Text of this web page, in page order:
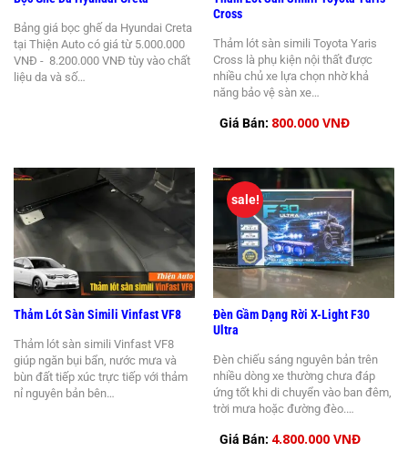
Bảng giá bọc ghế da Hyundai Creta
tại Thiện Auto có giá từ 5.000.000
VNĐ - 8.200.000 VNĐ tùy vào chất
liệu da và số…
Cross
Thảm lót sàn simili Toyota Yaris
Cross là phụ kiện nội thất được
nhiều chủ xe lựa chọn nhờ khả
năng bảo vệ sàn xe…
Giá Bán: 800.000 VNĐ
Thảm Lót Sàn Simili Vinfast VF8
Thảm lót sàn simili Vinfast VF8
giúp ngăn bụi bẩn, nước mưa và
bùn đất tiếp xúc trực tiếp với thảm
nỉ nguyên bản bên…
Đèn Gầm Dạng Rời X-Light F30
Ultra
Đèn chiếu sáng nguyên bản trên
nhiều dòng xe thường chưa đáp
ứng tốt khi di chuyển vào ban đêm,
trời mưa hoặc đường đèo.…
Giá Bán: 4.800.000 VNĐ
sale!